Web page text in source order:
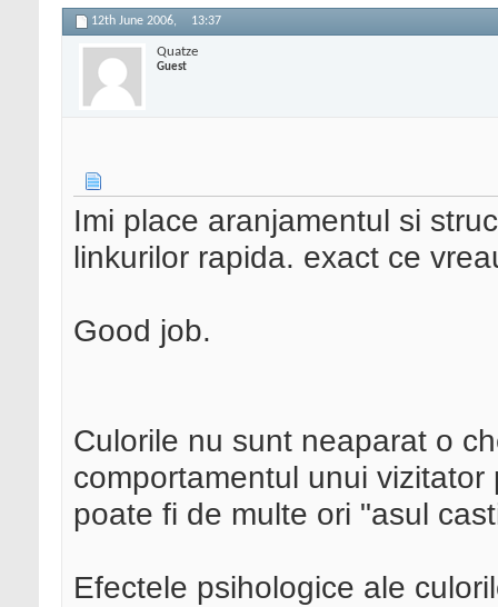
12th June 2006, 13:37
Quatze
Guest
Imi place aranjamentul si
linkurilor rapida. exact ce
Good job.
Culorile nu sunt neaparat o
comportamentul unui
poate fi de multe ori "asul
Efectele psihologice ale